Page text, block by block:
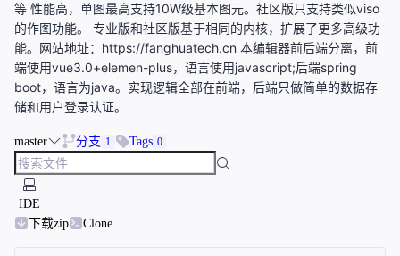
等 性能高，单图最高支持10W级基本图元。社区版只支持类似viso
的作图功能。 专业版和社区版基于相同的内核，扩展了更多高级功
能。网站地址：https://fanghuatech.cn 本编辑器前后端分离，前
端使用vue3.0+elemen-plus，语言使用javascript;后端spring
boot，语言为java。实现逻辑全部在前端，后端只做简单的数据存
储和用户登录认证。
master 分支 1 Tags 0
IDE
下载zip
Clone